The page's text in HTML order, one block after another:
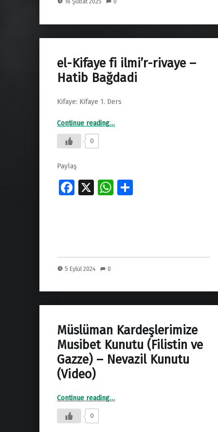
o
o
k
s
A
p
p
el-Kifaye fi ilmi’r-rivaye –
Hatib Bağdadi
Kifaye: Kifaye 1. Ders
Continue reading“el-Kifaye fi ilmi’r-rivaye – Hatib Bağdadi”
…
0
Paylaş
Fa
k
X
W
5 Eylül 2024 0
Müslüman Kardeşlerimize
Musibet Kunutu (Filistin ve
Gazze) – Nevazil Kunutu
(Video)
Continue reading“Müslüman Kardeşlerimize Musibet Kunutu (Filistin ve Gazze) – Nevazil Kunutu (Video)”
…
0